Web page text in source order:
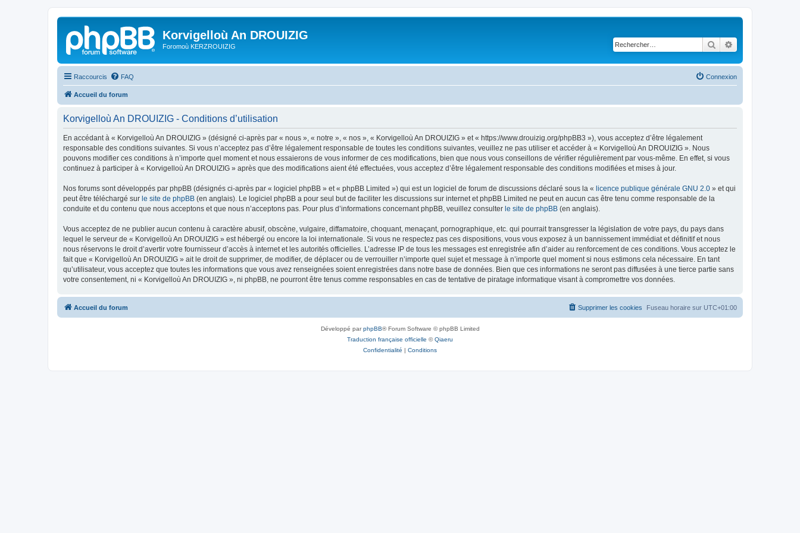
Korvigelloù An DROUIZIG
Foromoù KERZROUIZIG Rechercher
Raccourcis FAQ Connexion
Accueil du forum
Korvigelloù An DROUIZIG - Conditions d’utilisation
En accédant à « Korvigelloù An DROUIZIG » (désigné ci-après par « nous », « notre », « nos », « Korvigelloù An DROUIZIG » et « https://www.drouizig.org/phpBB3 »), vous acceptez d’être légalement
responsable des conditions suivantes. Si vous n’acceptez pas d’être légalement responsable de toutes les conditions suivantes, veuillez ne pas utiliser et accéder à « Korvigelloù An DROUIZIG ». Nous
pouvons modifier ces conditions à n’importe quel moment et nous essaierons de vous informer de ces modifications, bien que nous vous conseillons de vérifier régulièrement par vous-même. En effet, si vous
continuez à participer à « Korvigelloù An DROUIZIG » après que des modifications aient été effectuées, vous acceptez d’être légalement responsable des conditions modifiées et mises à jour.
Nos forums sont développés par phpBB (désignés ci-après par « logiciel phpBB » et « phpBB Limited ») qui est un logiciel de forum de discussions déclaré sous la « licence publique générale GNU 2.0 » et qui
peut être téléchargé sur le site de phpBB (en anglais). Le logiciel phpBB a pour seul but de faciliter les discussions sur internet et phpBB Limited ne peut en aucun cas être tenu comme responsable de la
conduite et du contenu que nous acceptons et que nous n’acceptons pas. Pour plus d’informations concernant phpBB, veuillez consulter le site de phpBB (en anglais).
Vous acceptez de ne publier aucun contenu à caractère abusif, obscène, vulgaire, diffamatoire, choquant, menaçant, pornographique, etc. qui pourrait transgresser la législation de votre pays, du pays dans
lequel le serveur de « Korvigelloù An DROUIZIG » est hébergé ou encore la loi internationale. Si vous ne respectez pas ces dispositions, vous vous exposez à un bannissement immédiat et définitif et nous
nous réservons le droit d’avertir votre fournisseur d’accès à internet et les autorités officielles. L’adresse IP de tous les messages est enregistrée afin d’aider au renforcement de ces conditions. Vous acceptez le
fait que « Korvigelloù An DROUIZIG » ait le droit de supprimer, de modifier, de déplacer ou de verrouiller n’importe quel sujet et message à n’importe quel moment si nous estimons cela nécessaire. En tant
qu’utilisateur, vous acceptez que toutes les informations que vous avez renseignées soient enregistrées dans notre base de données. Bien que ces informations ne seront pas diffusées à une tierce partie sans
votre consentement, ni « Korvigelloù An DROUIZIG », ni phpBB, ne pourront être tenus comme responsables en cas de tentative de piratage informatique visant à compromettre vos données.
Accueil du forum Fuseau horaire sur UTC+01:00
Supprimer les cookies
Développé parphpBB® Forum Software © phpBB Limited
Traduction française officielle ©Qiaeru
Confidentialité | Conditions